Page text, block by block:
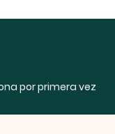
por primera vez